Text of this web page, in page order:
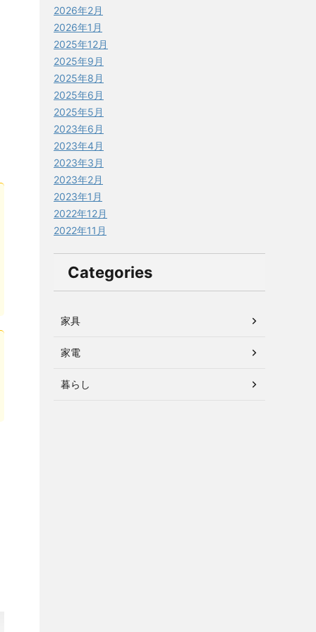
2026年2月
2026年1月
2025年12月
2025年9月
2025年8月
2025年6月
2025年5月
2023年6月
2023年4月
2023年3月
2023年2月
2023年1月
2022年12月
2022年11月
Categories
家具
家電
暮らし